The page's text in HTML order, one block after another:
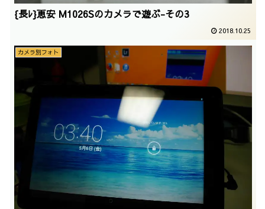
{長ﾚ}恵安 M1026Sのカメラで遊ぶ-その3
2018.10.25
カメラ別フォト